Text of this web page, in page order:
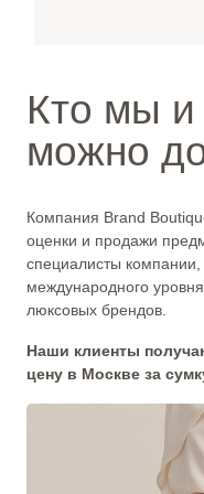
Кто мы
можно
Компания Brand
оценки и продажи
специалисты компании,
международного
люксовых брендов.
Наши клиенты
цену в Москве за